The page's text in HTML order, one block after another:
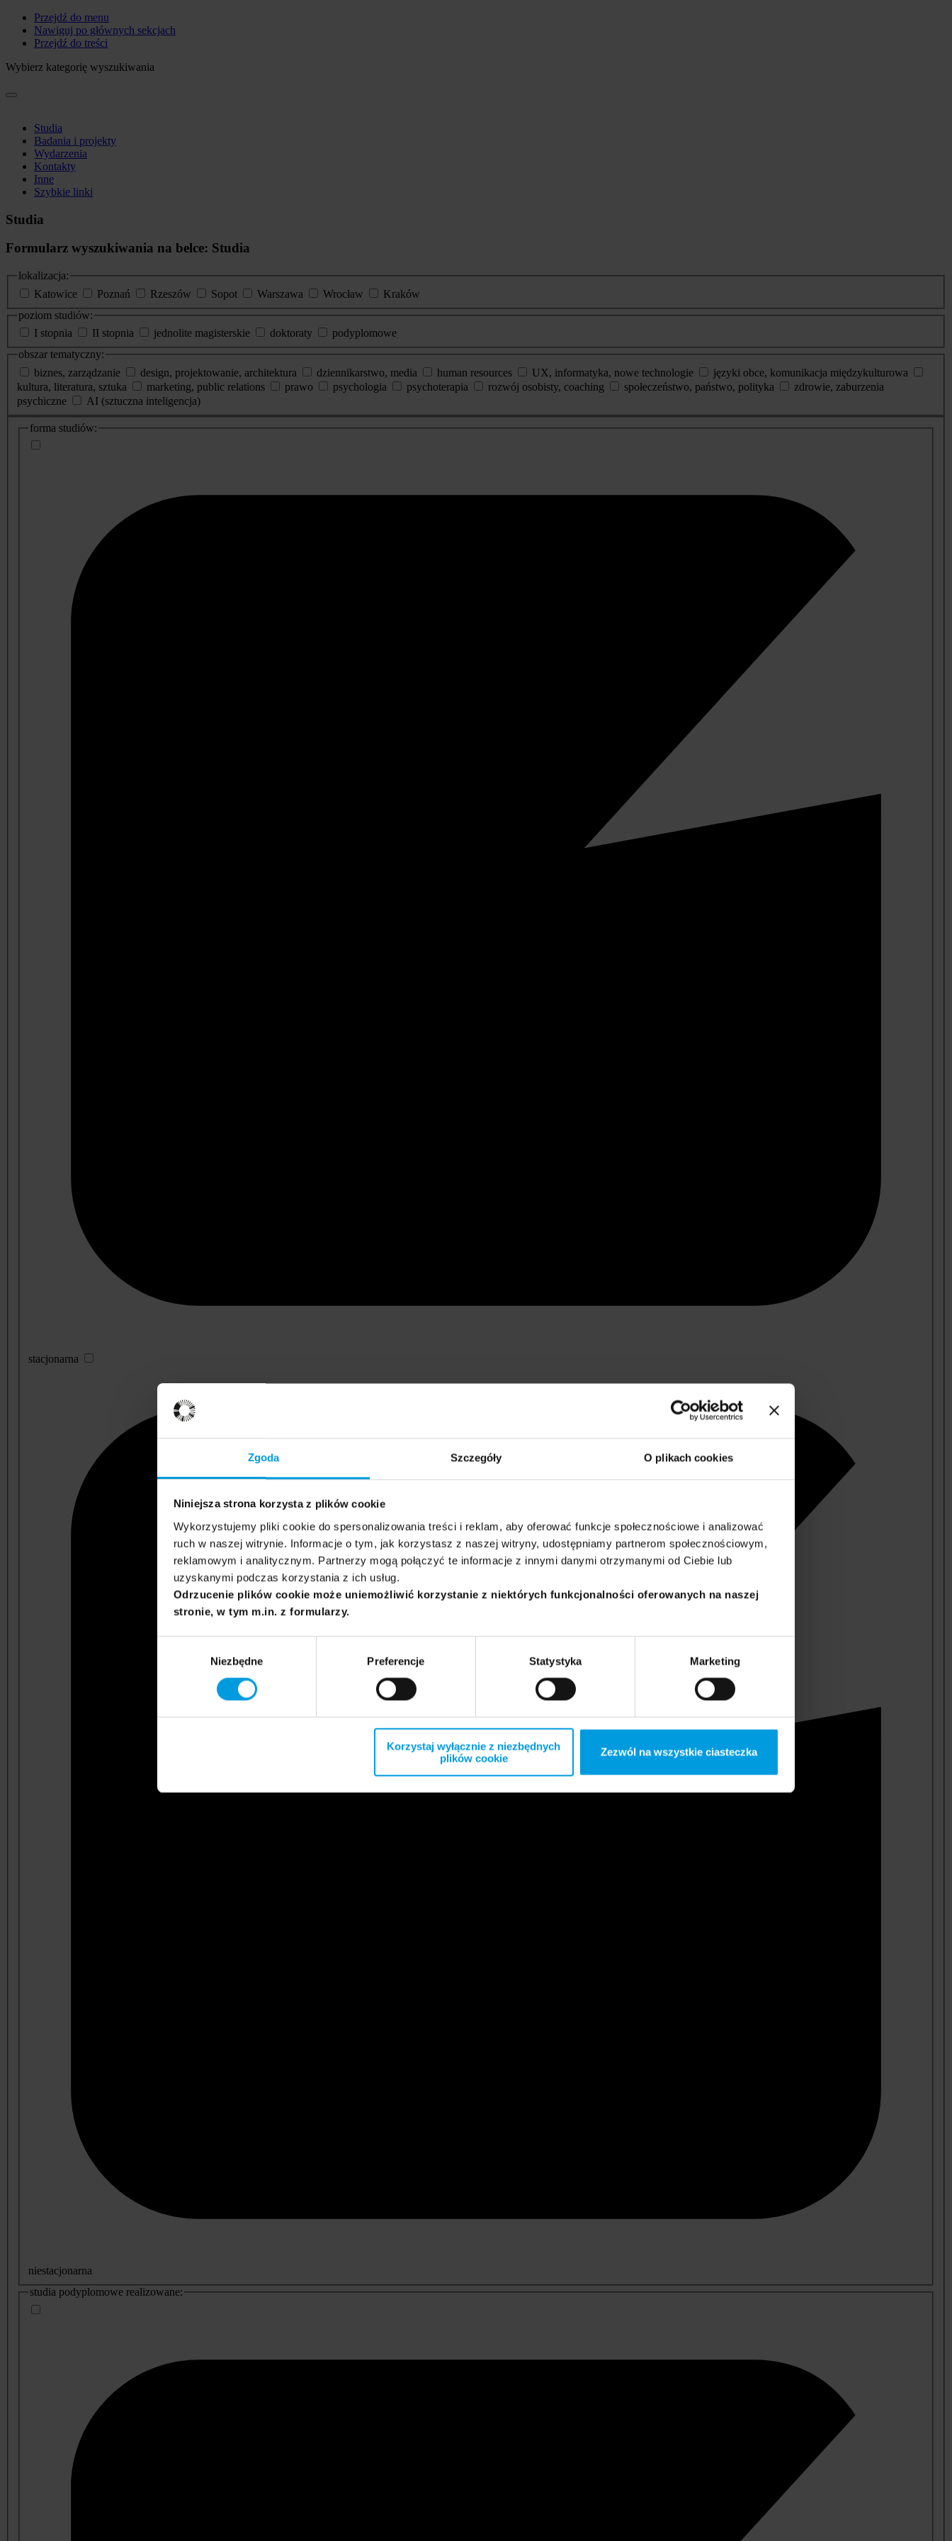
Zgoda Szczegóły O plikach cookies
Niniejsza strona korzysta z plików cookie
Wykorzystujemy pliki cookie do spersonalizowania treści i reklam, aby oferować funkcje społecznościowe i analizować
ruch w naszej witrynie. Informacje o tym, jak korzystasz z naszej witryny, udostępniamy partnerom społecznościowym,
reklamowym i analitycznym. Partnerzy mogą połączyć te informacje z innymi danymi otrzymanymi od Ciebie lub
uzyskanymi podczas korzystania z ich usług.
Odrzucenie plików cookie może uniemożliwić korzystanie z niektórych funkcjonalności oferowanych na naszej
stronie, w tym m.in. z formularzy.
Niezbędne Preferencje Statystyka Marketing
Korzystaj wyłącznie z niezbędnych
plików cookie
Zezwól na wszystkie ciasteczka
Przejdź do menu
Nawiguj po głównych sekcjach
Przejdź do treści
Wybierz kategorię wyszukiwania
Studia
Badania i projekty
Wydarzenia
Kontakty
Inne
Szybkie linki
Studia
Formularz wyszukiwania na belce: Studia
lokalizacja:
Katowice
Poznań Rzeszów Sopot Warszawa Wrocław
Kraków
poziom studiów:
I stopnia
II stopnia jednolite magisterskie doktoraty
podyplomowe
obszar tematyczny:
biznes, zarządzanie
design, projektowanie, architektura dziennikarstwo, media human resources UX, informatyka, nowe technologie
języki obce, komunikacja międzykulturowa
kultura, literatura, sztuka
marketing, public relations prawo psychologia psychoterapia rozwój osobisty, coaching społeczeństwo, państwo, polityka
zdrowie, zaburzenia
psychiczne
AI (sztuczna inteligencja)
dodatkowe
informacje
forma studiów:
stacjonarna
niestacjonarna
studia podyplomowe realizowane: